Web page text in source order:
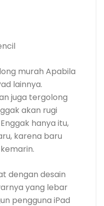
murah Apabila
lainnya.
juga tergolong
akan rugi
hanya itu,
karena baru
dengan desain
yang lebar
pengguna iPad